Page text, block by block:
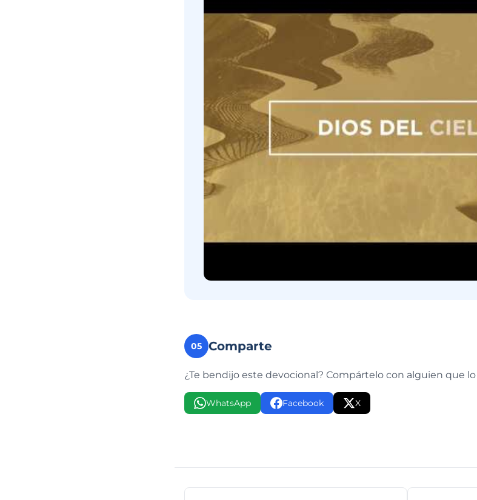
05 Comparte
¿Te bendijo este devocional? Compártelo con alguien que
WhatsApp Facebook X